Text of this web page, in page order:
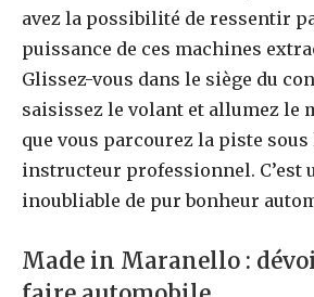
avez la possibilité de ressentir
puissance de ces machines
Glissez-vous dans le siège du
saisissez le volant et allumez le
que vous parcourez la piste
instructeur professionnel. C’est
inoubliable de pur bonheur
Made in Maranello :